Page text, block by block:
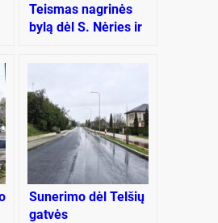
Teismas nagrinės
bylą dėl S. Nėries ir
Klaipėdoje
Sunerimo dėl Telšių
gatvės